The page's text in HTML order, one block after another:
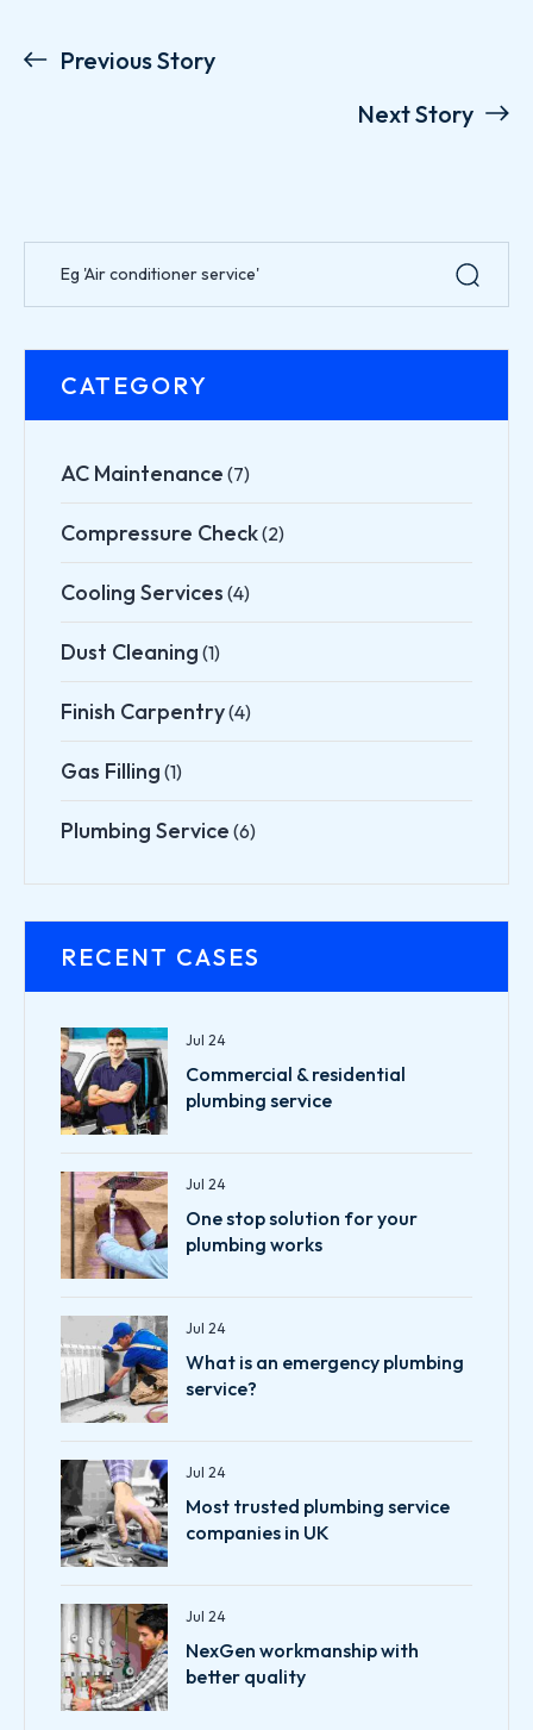
Previous Story
Next Story
CATEGORY
AC Maintenance (7)
Compressure Check(2)
Cooling Services (4)
Dust Cleaning (1)
Finish Carpentry(4)
Gas Filling (1)
Plumbing Service (6)
RECENT CASES
Jul 24
Commercial & residential
plumbing service
Jul 24
One stop solution for your
plumbing works
Jul 24
What is an emergency plumbing
service?
Jul 24
Most trusted plumbing service
companies in UK
Jul 24
NexGen workmanship with
better quality